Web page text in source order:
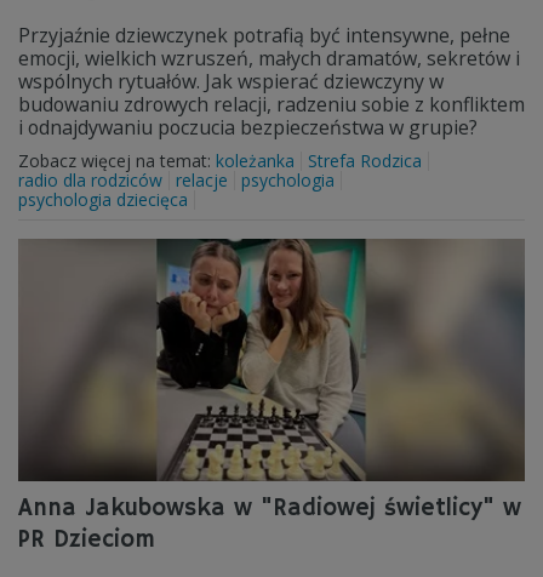
Przyjaźnie dziewczynek potrafią być intensywne, pełne
emocji, wielkich wzruszeń, małych dramatów, sekretów i
wspólnych rytuałów. Jak wspierać dziewczyny w
budowaniu zdrowych relacji, radzeniu sobie z konfliktem
i odnajdywaniu poczucia bezpieczeństwa w grupie?
Zobacz więcej na temat: koleżanka
Strefa Rodzica
radio dla rodziców
relacje
psychologia
psychologia dziecięca
Anna Jakubowska w "Radiowej świetlicy" w
PR Dzieciom